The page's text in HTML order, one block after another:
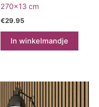
270×13 cm
€29.95
In winkelmandje